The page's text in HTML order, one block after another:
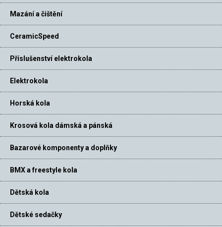
Mazání a čištění
CeramicSpeed
Příslušenství elektrokola
Elektrokola
Horská kola
Krosová kola dámská a pánská
Bazarové komponenty a doplňky
BMX a freestyle kola
Dětská kola
Dětské sedačky